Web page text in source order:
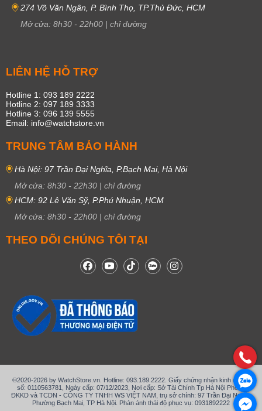
274 Võ Văn Ngân, P. Bình Thọ, TP.Thủ Đức, HCM
Mở cửa: 8h30 - 22h00 | chỉ đường
LIÊN HỆ HỖ TRỢ
Hotline 1: 093 189 2222
Hotline 2: 097 189 3333
Hotline 3: 096 139 5555
Email: info@watchstore.vn
TRUNG TÂM BẢO HÀNH
Hà Nội: 97 Trần Đại Nghĩa, P.Bạch Mai, Hà Nội
Mở cửa: 8h30 - 22h30 | chỉ đường
HCM: 92 Lê Văn Sỹ, P.Phú Nhuận, HCM
Mở cửa: 8h30 - 22h00 | chỉ đường
THEO DÕI CHÚNG TÔI TẠI
©2020-2026 by WatchStore.vn. Hotline: 093.189.2222. Giấy chứng nhận kinh doanh
số: 0110563781, Ngày cấp: 07/12/2023, Nơi cấp: Sở Tài Chính Tp Hà Nội Phòng
ĐKKD và TCDN - CÔNG TY TNHH WS VIỆT NAM, trụ sở chính: 97 Trần Đại Nghĩa,
Phường Bạch Mai, TP Hà Nội. Phản ánh thái độ phục vụ: 0931892222